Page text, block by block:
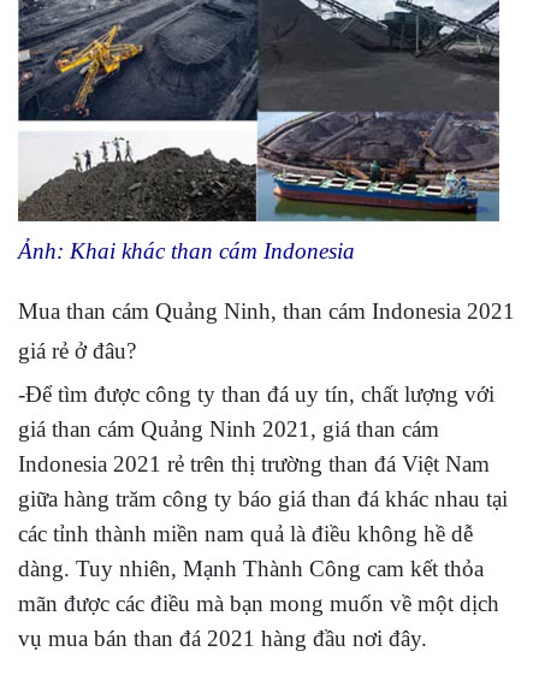
Ảnh: Khai khác than cám Indonesia
Mua than cám Quảng Ninh, than cám Indonesia 2021
giá rẻ ở đâu?
-Để tìm được công ty than đá uy tín, chất lượng với
giá than cám Quảng Ninh 2021, giá than cám
Indonesia 2021 rẻ trên thị trường than đá Việt Nam
giữa hàng trăm công ty báo giá than đá khác nhau tại
các tỉnh thành miền nam quả là điều không hề dễ
dàng. Tuy nhiên, Mạnh Thành Công cam kết thỏa
mãn được các điều mà bạn mong muốn về một dịch
vụ mua bán than đá 2021 hàng đầu nơi đây.